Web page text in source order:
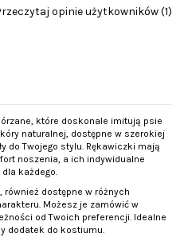
opinie użytkowników (1)
które doskonale imitują psie
naturalnej, dostępne w szerokiej
do Twojego stylu. Rękawiczki mają
noszenia, a ich indywidualne
każdego.
również dostępne w różnych
Możesz je zamówić w
od Twoich preferencji. Idealne
dodatek do kostiumu.